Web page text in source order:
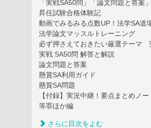
「実戦SA50問」「論文問題と答案
昇任試験合格体験記
動画でみるみる点数UP！法学SA道
法学論文マッスルトレーニング
必ず押さえておきたい厳選テーマ
実戦 SA50問 解答と解説
論文問題と答案
懸賞SA利用ガイド
懸賞SA問題
【付録】実況中継！要点まとめ
等罪ほか編
さらに目次をよむ